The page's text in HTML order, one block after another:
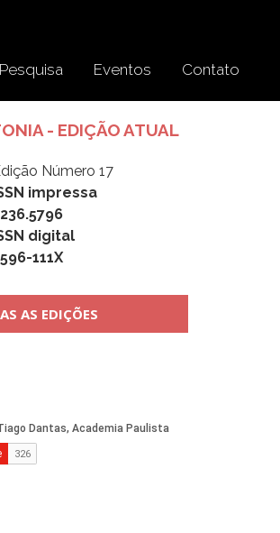
Eventos Contato
- EDIÇÃO ATUAL
Número 17
impressa
digital
111X
AS EDIÇÕES